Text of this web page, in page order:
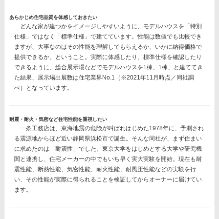
あらかじめ住宅品質を体感しておきたい
どんな家が建つかをイメージしやすいように、モデルハウスを「特別
仕様」ではなく「標準仕様」で建てています。性能は数値でも比較でき
ますが、大事なのはその性能を理解してもらえるか、いかに納得価格で
提供できるか、ということ。実際に体感したり、標準仕様を確認したり
できるように、総合展示場などでモデルハウスを1棟、1棟、と建ててき
た結果、 展示場出展数は住宅業界No.1 （※2021年11月時点／同社調
べ）となっています。
耐震・耐火・気密など住宅性能を重視したい
一条工務店は、東海地震の危険が叫ばれはじめた1978年に、予測され
る震源地からほど近い静岡県浜松市で誕生。そんな同社が、まず住まい
に求めたのは「耐震性」でした。東京大学をはじめとする大学や研究機
関と連携し、住宅メーカーの中でもいち早く実大実験を開始。現在も耐
震性能、断熱性能、気密性能、耐火性能、耐風圧性能などの実験を行
い、その性能が実際に得られることを検証してからオーナーに届けてい
ます。